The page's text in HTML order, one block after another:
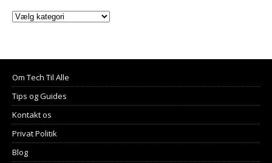
Om Tech Til Alle
Tips og Guides
Kontakt os
Privat Politik
Blog